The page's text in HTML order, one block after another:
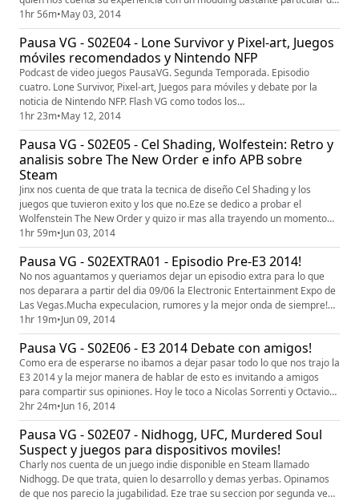
una XBOX 360.El otro tema principal es el 25 aniversario de la salida de
la portatil de Nintendo, llamada Game Boy. Te contamos un poco de
todo. Como siempre, Flash VG con las notis mas imp...
1hr 56m•May 03, 2014
Pausa VG - S02E04 - Lone Survivor y Pixel-art, Juegos
móviles recomendados y Nintendo NFP
Podcast de video juegos PausaVG. Segunda Temporada. Episodio
cuatro. Lone Survivor, Pixel-art, Juegos para móviles y debate por la
noticia de Nintendo NFP. Flash VG como todos los
epis!www.ladovg.comTwitter: @LadoVGFacebook: Lado VGFB Grupo:
Lado VG - Grupo de amigos.
1hr 23m•May 12, 2014
Pausa VG - S02E05 - Cel Shading, Wolfestein: Retro y
analisis sobre The New Order e info APB sobre
Steam
Jinx nos cuenta de que trata la tecnica de diseño Cel Shading y los
juegos que tuvieron exito y los que no.Eze se dedico a probar el
Wolfenstein The New Order y quizo ir mas alla trayendo un momento
retro sobre todos los juegos de la saga. Charly y su momento con
Steam, info completisimo bien APB (Apto Para Boludos) para que
entendamos que es y como se maneja esta plataforma tan exitosa. Las
...
1hr 59m•Jun 03, 2014
Pausa VG - S02EXTRA01 - Episodio Pre-E3 2014!
No nos aguantamos y queriamos dejar un episodio extra para lo que
nos deparara a partir del dia 09/06 la Electronic Entertainment Expo de
Las Vegas.Mucha expeculacion, rumores y la mejor onda de siempre!
Disfruten! www.ladovg.comTwitter: @LadoVGFB: Lado VGFB Grupo:
Lado VG - Grupo de amigos
1hr 19m•Jun 09, 2014
Pausa VG - S02E06 - E3 2014 Debate con amigos!
Como era de esperarse no ibamos a dejar pasar todo lo que nos trajo la
E3 2014 y la mejor manera de hablar de esto es invitando a amigos
para compartir sus opiniones. Hoy le toco a Nicolas Sorrenti y Octavio
Garate.Sabemos que es un Episodio largo, pero entenderan que la expo
anual se tenia que llevar tanto tiempo de charla.Como es de costumbre
decirles: Compartan y disfruten! www.ladovg.comTw...
2hr 24m•Jun 16, 2014
Pausa VG - S02E07 - Nidhogg, UFC, Murdered Soul
Suspect y juegos para dispositivos moviles!
Charly nos cuenta de un juego indie disponible en Steam llamado
Nidhogg. De que trata, quien lo desarrollo y demas yerbas. Opinamos
de que nos parecio la jugabilidad. Eze trae su seccion por segunda vez